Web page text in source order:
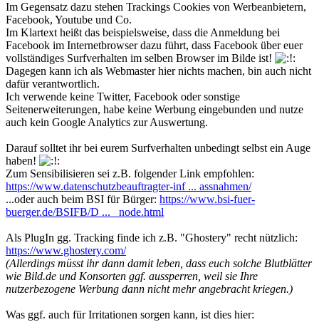
Im Gegensatz dazu stehen Trackings Cookies von Werbeanbietern,
Facebook, Youtube und Co.
Im Klartext heißt das beispielsweise, dass die Anmeldung bei
Facebook im Internetbrowser dazu führt, dass Facebook über euer
vollständiges Surfverhalten im selben Browser im Bilde ist!
Dagegen kann ich als Webmaster hier nichts machen, bin auch nicht
dafür verantwortlich.
Ich verwende keine Twitter, Facebook oder sonstige
Seitenerweiterungen, habe keine Werbung eingebunden und nutze
auch kein Google Analytics zur Auswertung.
Darauf solltet ihr bei eurem Surfverhalten unbedingt selbst ein Auge
haben!
Zum Sensibilisieren sei z.B. folgender Link empfohlen:
https://www.datenschutzbeauftragter-inf ... assnahmen/
...oder auch beim BSI für Bürger: https://www.bsi-fuer-
buerger.de/BSIFB/D ... _node.html
Als PlugIn gg. Tracking finde ich z.B. "Ghostery" recht nützlich:
https://www.ghostery.com/
(Allerdings müsst ihr dann damit leben, dass euch solche Blutblätter
wie Bild.de und Konsorten ggf. aussperren, weil sie Ihre
nutzerbezogene Werbung dann nicht mehr angebracht kriegen.)
Was ggf. auch für Irritationen sorgen kann, ist dies hier: